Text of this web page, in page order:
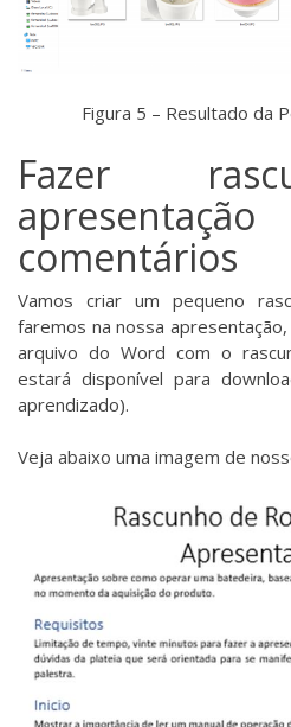
Figura 5 – Resultado da
Fazer
comentários
Vamos criar um pequeno
faremos na nossa
arquivo do Word com o
estará disponível para
aprendizado).
Veja abaixo uma imagem de